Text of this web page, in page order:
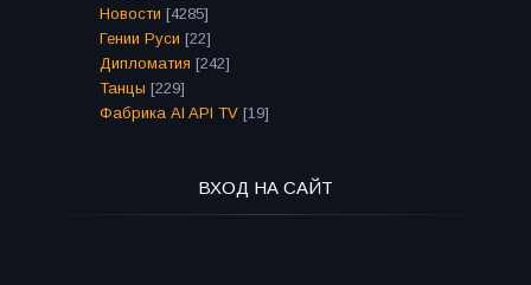
Новости [4285]
Гении Руси [22]
Дипломатия [242]
Танцы [229]
Фабрика AI API TV [19]
ВХОД НА САЙТ